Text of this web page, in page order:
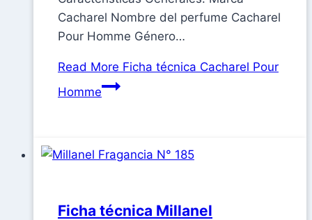
Cacharel Nombre del perfume Cacharel
Pour Homme Género…
Read More Ficha técnica Cacharel Pour
Homme
Ficha técnica Millanel